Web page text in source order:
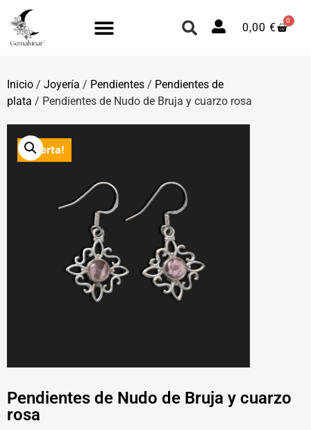
0,00 €
0
Inicio / Joyería / Pendientes / Pendientes de
plata / Pendientes de Nudo de Bruja y cuarzo rosa
¡Oferta!
Pendientes de Nudo de Bruja y cuarzo
rosa